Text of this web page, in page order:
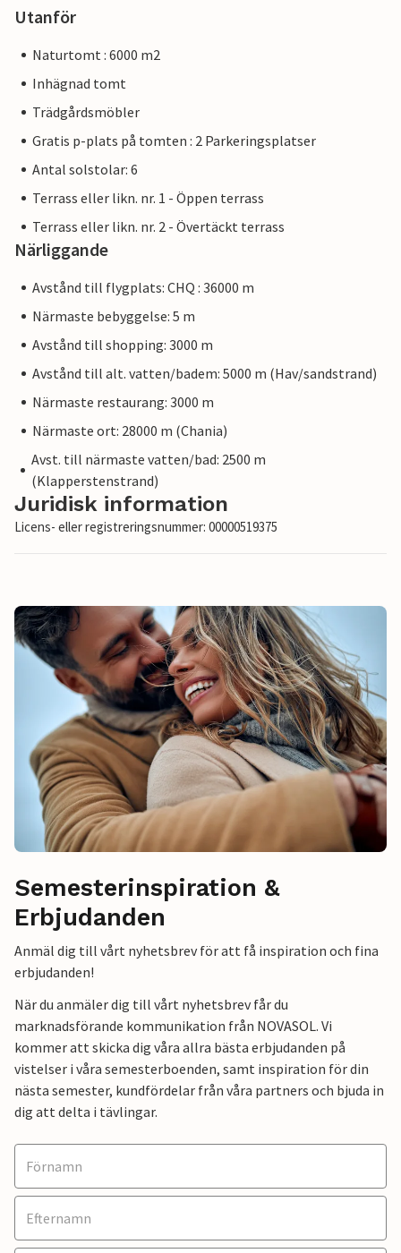
Utanför
Naturtomt : 6000 m2
Inhägnad tomt
Trädgårdsmöbler
Gratis p-plats på tomten : 2 Parkeringsplatser
Antal solstolar: 6
Terrass eller likn. nr. 1 - Öppen terrass
Terrass eller likn. nr. 2 - Övertäckt terrass
Närliggande
Avstånd till flygplats: CHQ : 36000 m
Närmaste bebyggelse: 5 m
Avstånd till shopping: 3000 m
Avstånd till alt. vatten/badem: 5000 m (Hav/sandstrand)
Närmaste restaurang: 3000 m
Närmaste ort: 28000 m (Chania)
Avst. till närmaste vatten/bad: 2500 m
(Klapperstenstrand)
Juridisk information
Licens- eller registreringsnummer: 00000519375
Semesterinspiration &
Erbjudanden
Anmäl dig till vårt nyhetsbrev för att få inspiration och fina
erbjudanden!
När du anmäler dig till vårt nyhetsbrev får du
marknadsförande kommunikation från NOVASOL. Vi
kommer att skicka dig våra allra bästa erbjudanden på
vistelser i våra semesterboenden, samt inspiration för din
nästa semester, kundfördelar från våra partners och bjuda in
dig att delta i tävlingar.